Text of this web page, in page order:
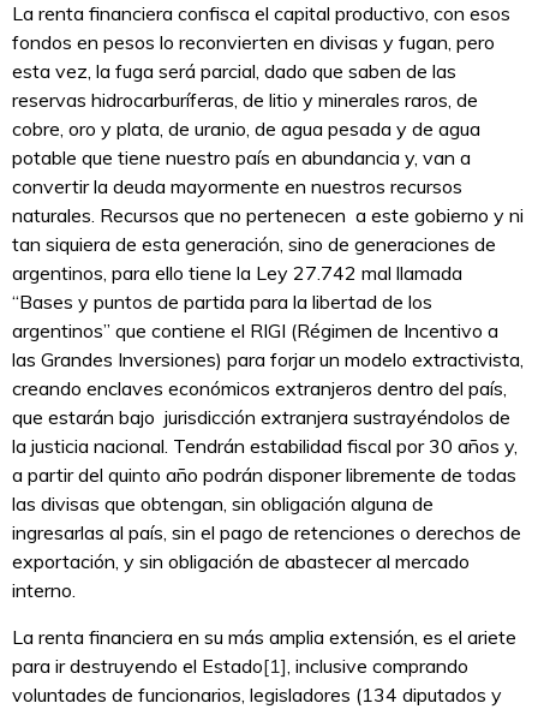
La renta financiera confisca el capital productivo, con esos
fondos en pesos lo reconvierten en divisas y fugan, pero
esta vez, la fuga será parcial, dado que saben de las
reservas hidrocarburíferas, de litio y minerales raros, de
cobre, oro y plata, de uranio, de agua pesada y de agua
potable que tiene nuestro país en abundancia y, van a
convertir la deuda mayormente en nuestros recursos
naturales. Recursos que no pertenecen a este gobierno y ni
tan siquiera de esta generación, sino de generaciones de
argentinos, para ello tiene la Ley 27.742 mal llamada
“Bases y puntos de partida para la libertad de los
argentinos” que contiene el RIGI (Régimen de Incentivo a
las Grandes Inversiones) para forjar un modelo extractivista,
creando enclaves económicos extranjeros dentro del país,
que estarán bajo jurisdicción extranjera sustrayéndolos de
la justicia nacional. Tendrán estabilidad fiscal por 30 años y,
a partir del quinto año podrán disponer libremente de todas
las divisas que obtengan, sin obligación alguna de
ingresarlas al país, sin el pago de retenciones o derechos de
exportación, y sin obligación de abastecer al mercado
interno.
La renta financiera en su más amplia extensión, es el ariete
para ir destruyendo el Estado[1], inclusive comprando
voluntades de funcionarios, legisladores (134 diputados y